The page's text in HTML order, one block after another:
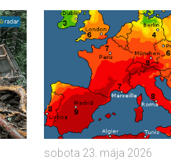
Stopy sú stále viditeľné. . .
UV index stúpa už
sobota 23. mája 2026